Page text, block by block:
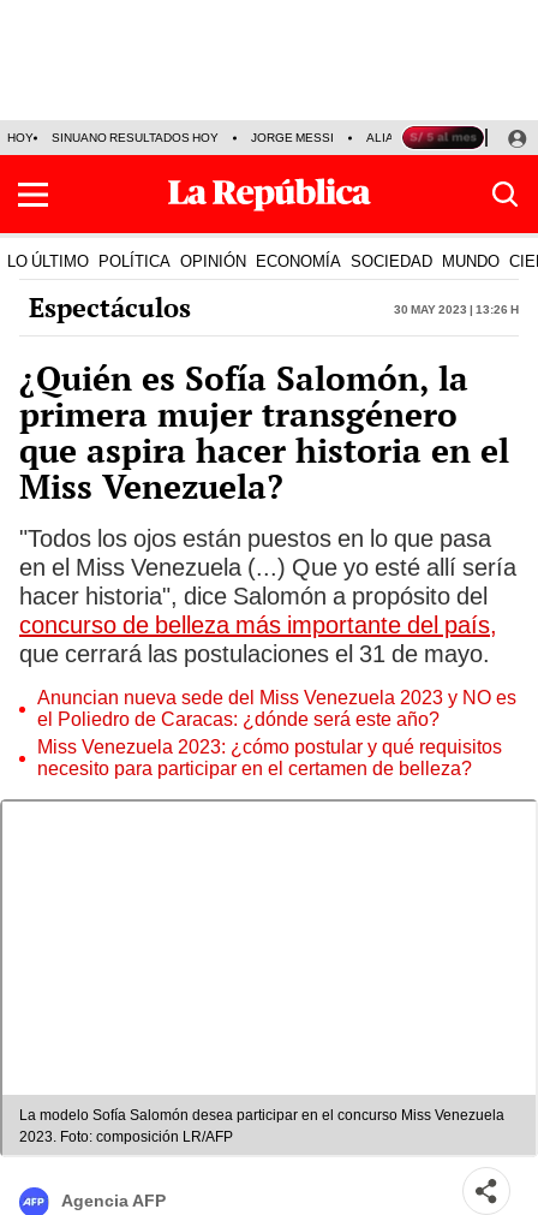
HOY SINUANO RESULTADOS HOY JORGE MESSI ALIANZA LIMA VS SPORT
LO ÚLTIMO POLÍTICA OPINIÓN ECONOMÍA SOCIEDAD MUNDO
Espectáculos 30 May 2023 | 13:26 h
¿Quién es Sofía Salomón, la
primera mujer transgénero
que aspira hacer historia en el
Miss Venezuela?
"Todos los ojos están puestos en lo que pasa
en el Miss Venezuela (...) Que yo esté allí sería
hacer historia", dice Salomón a propósito del
concurso de belleza más importante del país,
que cerrará las postulaciones el 31 de mayo.
Anuncian nueva sede del Miss Venezuela 2023 y NO es
el Poliedro de Caracas: ¿dónde será este año?
Miss Venezuela 2023: ¿cómo postular y qué requisitos
necesito para participar en el certamen de belleza?
La modelo Sofía Salomón desea participar en el concurso Miss Venezuela
2023. Foto: composición LR/AFP
Agencia AFP